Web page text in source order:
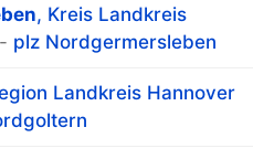
, Kreis Landkreis
- plz Nordgermersleben
Landkreis Hannover